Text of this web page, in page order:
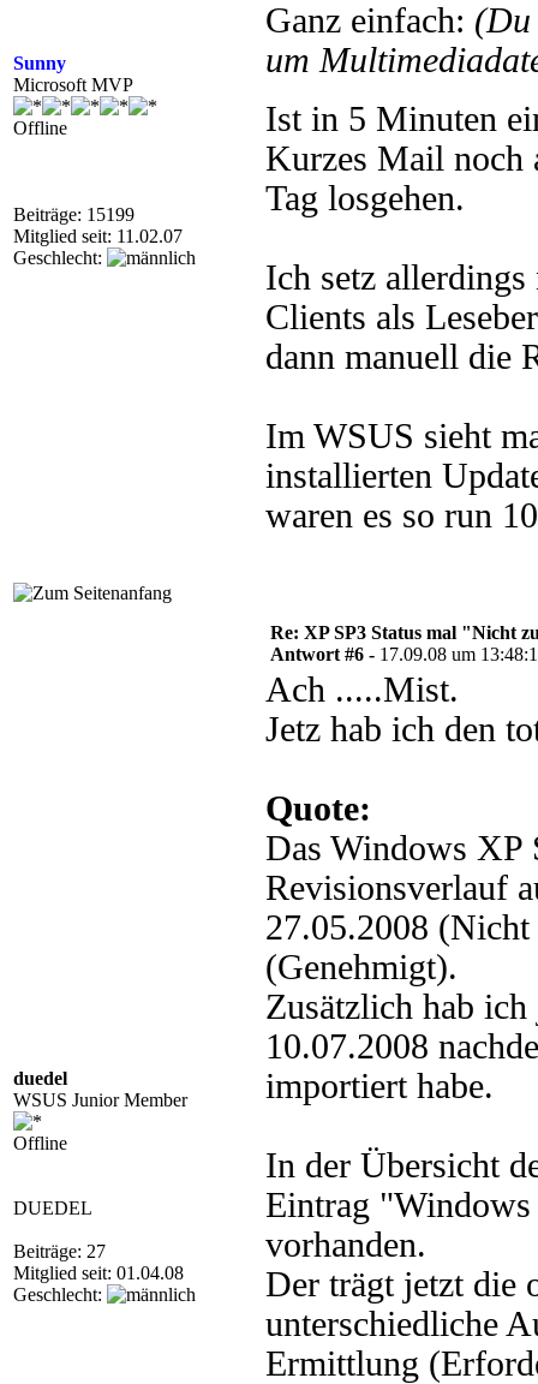
Sunny
Microsoft MVP
Offline
Beiträge: 15199
Mitglied seit: 11.02.07
Geschlecht:
Ganz einfach:
um
Ist in 5 Minuten
Kurzes Mail noch
Tag losgehen.
Ich setz
Clients als
dann manuell die
Im WSUS sieht
installierten
waren es so run
duedel
WSUS Junior Member
Offline
DUEDEL
Beiträge: 27
Mitglied seit: 01.04.08
Geschlecht:
Re: XP SP3 Status mal "Nicht
Antwort #6 - 17.09.08 um
Ach .....Mist.
Jetz hab ich den
Quote:
Das Windows XP
Revisionsverlauf
27.05.2008
(Genehmigt).
Zusätzlich hab
10.07.2008
importiert habe.
In der Übersicht
Eintrag
vorhanden.
Der trägt jetzt die
unterschiedliche
Ermittlung